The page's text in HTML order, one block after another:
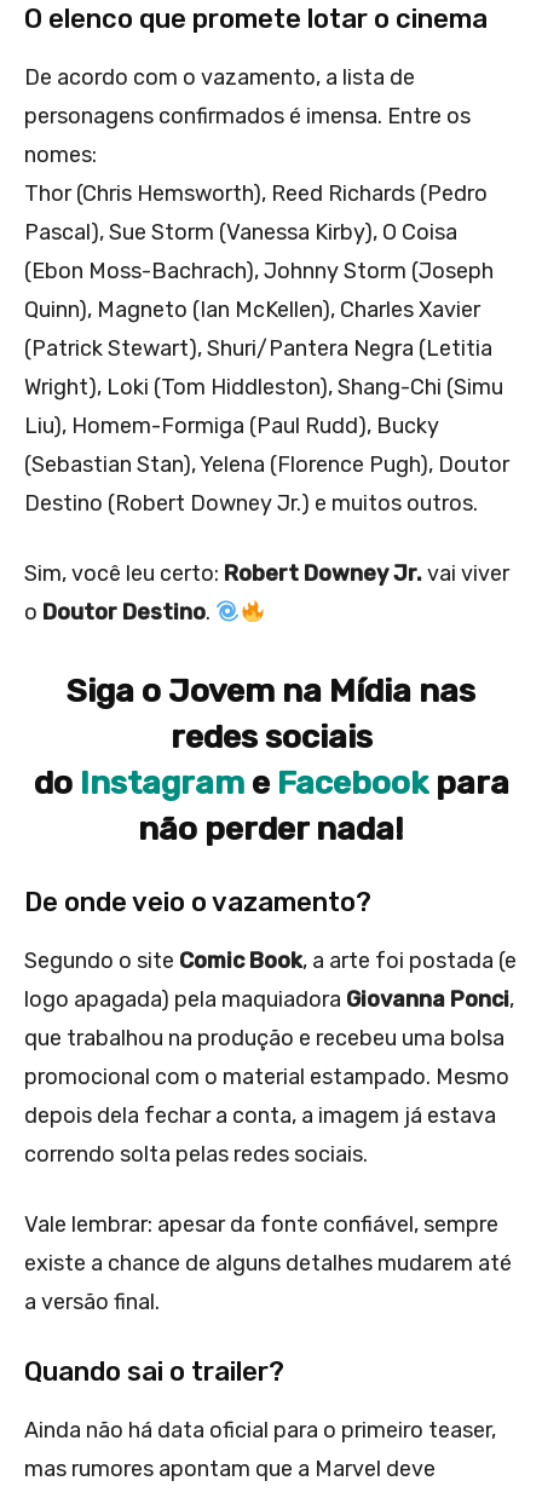
O elenco que promete lotar o cinema
De acordo com o vazamento, a lista de
personagens confirmados é imensa. Entre os
nomes:
Thor (Chris Hemsworth), Reed Richards (Pedro
Pascal), Sue Storm (Vanessa Kirby), O Coisa
(Ebon Moss-Bachrach), Johnny Storm (Joseph
Quinn), Magneto (Ian McKellen), Charles Xavier
(Patrick Stewart), Shuri/Pantera Negra (Letitia
Wright), Loki (Tom Hiddleston), Shang-Chi (Simu
Liu), Homem-Formiga (Paul Rudd), Bucky
(Sebastian Stan), Yelena (Florence Pugh), Doutor
Destino (Robert Downey Jr.) e muitos outros.
Sim, você leu certo: Robert Downey Jr.vai viver
o Doutor Destino.
Siga o Jovem na Mídia nas
redes sociais
do Instagram e Facebookpara
não perder nada!
De onde veio o vazamento?
Segundo o site Comic Book, a arte foi postada (e
logo apagada) pela maquiadora Giovanna Ponci,
que trabalhou na produção e recebeu uma bolsa
promocional com o material estampado. Mesmo
depois dela fechar a conta, a imagem já estava
correndo solta pelas redes sociais.
Vale lembrar: apesar da fonte confiável, sempre
existe a chance de alguns detalhes mudarem até
a versão final.
Quando sai o trailer?
Ainda não há data oficial para o primeiro teaser,
mas rumores apontam que a Marvel deve